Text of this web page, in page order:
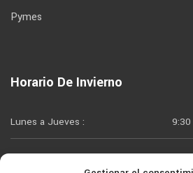
Pymes
Horario De Invierno
Lunes a Jueves : 9:30
Viernes :